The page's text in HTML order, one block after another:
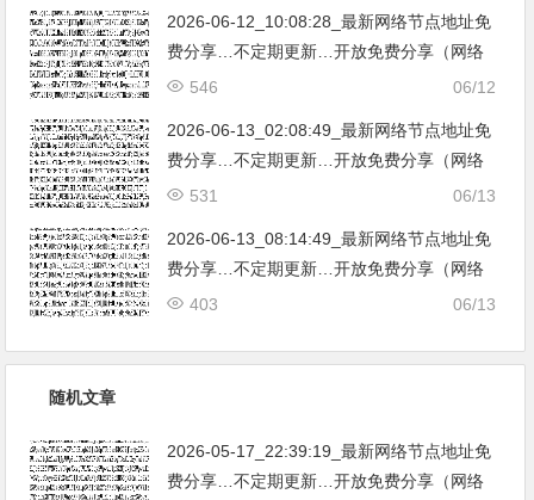
2026-06-12_10:08:28_最新网络节点地址免
费分享…不定期更新…开放免费分享（网络
免费节点香港|日本|韩国|新加坡|台湾|马来西
06/12
546
2026-06-13_02:08:49_最新网络节点地址免
费分享…不定期更新…开放免费分享（网络
免费节点香港|日本|韩国|新加坡|台湾|马来西
06/13
531
2026-06-13_08:14:49_最新网络节点地址免
费分享…不定期更新…开放免费分享（网络
免费节点香港|日本|韩国|新加坡|台湾|马来西
06/13
403
随机文章
2026-05-17_22:39:19_最新网络节点地址免
费分享…不定期更新…开放免费分享（网络